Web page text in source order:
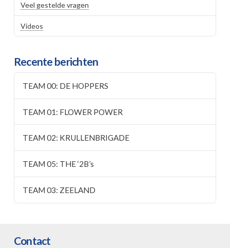
Veel gestelde vragen
Videos
Recente berichten
TEAM 00: DE HOPPERS
TEAM 01: FLOWER POWER
TEAM 02: KRULLENBRIGADE
TEAM 05: THE ‘2B’s
TEAM 03: ZEELAND
Contact